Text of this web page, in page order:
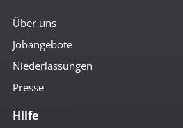
Über uns
Jobangebote
Niederlassungen
Presse
Hilfe